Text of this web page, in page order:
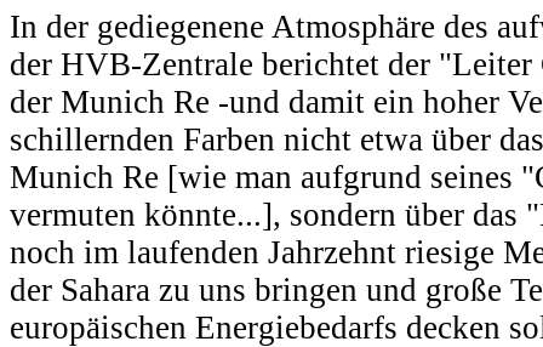
In der gediegenene Atmosphäre des
der HVB-Zentrale berichtet der "Leiter
der Munich Re -und damit ein hoher
schillernden Farben nicht etwa über
Munich Re [wie man aufgrund seines
vermuten könnte...], sondern über das
noch im laufenden Jahrzehnt riesige
der Sahara zu uns bringen und große
europäischen Energiebedarfs decken